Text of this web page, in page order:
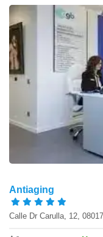
Antiaging
Calle Dr Carulla, 12,